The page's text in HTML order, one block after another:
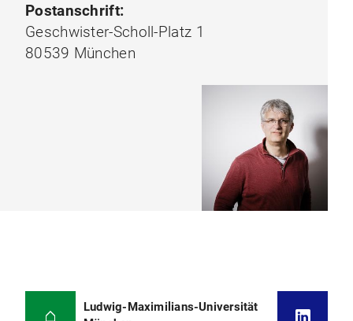
Postanschrift:
Geschwister-Scholl-Platz 1
80539 München
Ludwig-Maximilians-Universität